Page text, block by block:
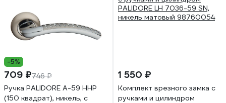
-5%
709 ₽746 ₽
Ручка PALIDORE A-59 HHP
(150 квадрат), никель, с
1 550 ₽
Комплект врезного замка с
ручками и цилиндром